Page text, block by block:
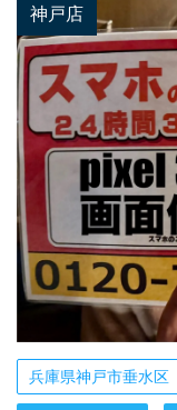
神戸店
兵庫県神戸市垂水区